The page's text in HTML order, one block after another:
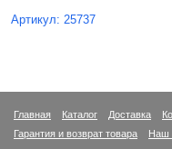
Артикул: 25737
Главная Каталог Доставка
Гарантия и возврат товара
Наш